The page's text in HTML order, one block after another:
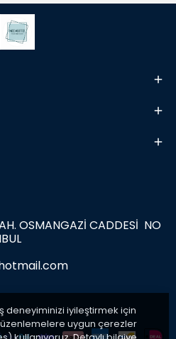
deneyiminizi iyileştirmek için
uygun çerezler
OSMANGAZİ CADDESİ NO